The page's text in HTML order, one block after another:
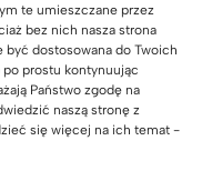
te umieszczane przez
bez nich nasza strona
być dostosowana do Twoich
prostu kontynuując
Państwo zgodę na
naszą stronę z
się więcej na ich temat -